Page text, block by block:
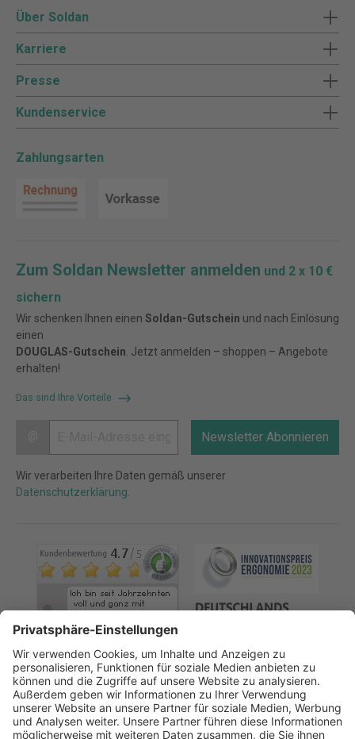
Über Soldan
Karriere
Presse
Kundenservice
Zahlungsarten
Zum Soldan Newsletter anmelden und 2 x 10 €
sichern
Wir schenken Ihnen einen Soldan-Gutschein und nach Einlösung
einen
DOUGLAS-Gutschein . Jetzt anmelden – shoppen – Angebote
erhalten!
Das sind Ihre Vorteile
Newsletter Abonnieren
Wir verarbeiten Ihre Daten gemäß unserer
Datenschutzerklärung